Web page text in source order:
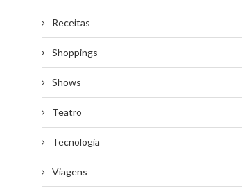
Receitas
Shoppings
Shows
Teatro
Tecnologia
Viagens